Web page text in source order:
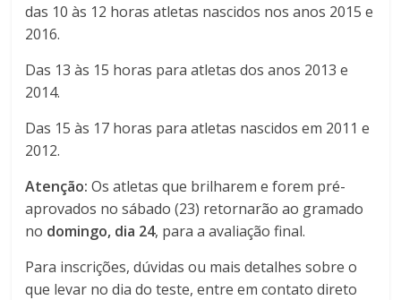
das 10 às 12 horas atletas nascidos nos anos 2015 e
2016.
Das 13 às 15 horas para atletas dos anos 2013 e
2014.
Das 15 às 17 horas para atletas nascidos em 2011 e
2012.
Atenção: Os atletas que brilharem e forem pré-
aprovados no sábado (23) retornarão ao gramado
no domingo, dia 24, para a avaliação final.
Para inscrições, dúvidas ou mais detalhes sobre o
que levar no dia do teste, entre em contato direto